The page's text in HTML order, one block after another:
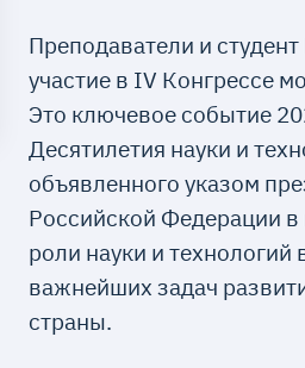
Преподаватели и
участие в IV Конгрессе
Это ключевое событие
Десятилетия науки и
объявленного указом
Российской Федерации в
роли науки и технологий
важнейших задач
страны.